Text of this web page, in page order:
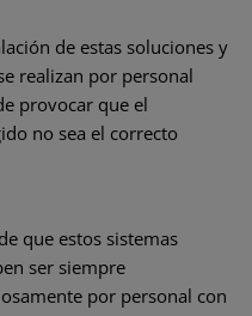
de estas soluciones y
realizan por personal
provocar que el
no sea el correcto
que estos sistemas
ser siempre
por personal con